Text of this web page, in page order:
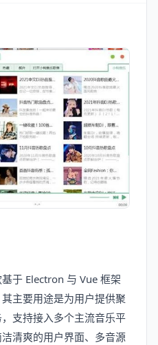
于 Electron 与 Vue 框架
主要用途是为用户提供聚
支持接入多个主流音乐平
清爽的用户界面、多音源